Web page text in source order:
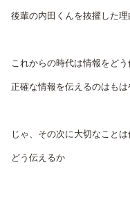
後輩の内田くんを抜擢した
これからの時代は情報をど
正確な情報を伝えるのはもは
じゃ、その次に大切なことは
どう伝えるか